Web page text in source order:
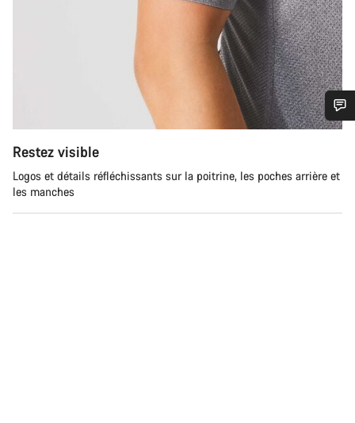
Restez visible
Logos et détails réfléchissants sur la poitrine, les poches arrière et
les manches
Besoin d’aide ?
Nos experts du service client vous attendent pour
répondre à vos questions.